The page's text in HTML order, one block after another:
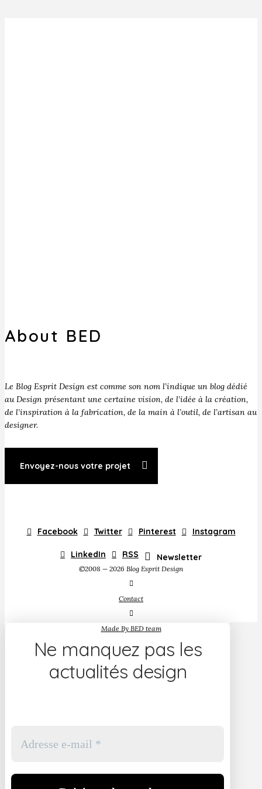
About BED
Le Blog Esprit Design est comme son nom l’indique un blog dédié
au Design présentant une certaine vision, de l’idée à la création,
de l’inspiration à la fabrication, de la main à l’outil, de l’artisan au
designer.
Envoyez-nous votre projet
Facebook Twitter Pinterest Instagram
LinkedIn RSS Newsletter
©2008 — 2026 Blog Esprit Design
Contact
Made By BED team
Ne manquez pas les
actualités design